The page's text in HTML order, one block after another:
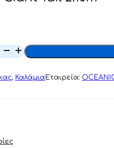
, Καλάμια Εταιρεία: